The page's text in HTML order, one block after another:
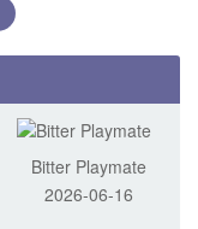
Bitter Playmate
2026-06-16